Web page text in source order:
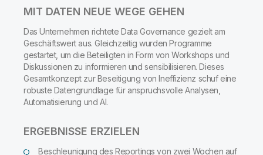
MIT DATEN NEUE WEGE GEHEN
Das Unternehmen richtete Data Governance gezielt am
Geschäftswert aus. Gleichzeitig wurden Programme
gestartet, um die Beteiligten in Form von Workshops und
Diskussionen zu informieren und sensibilisieren. Dieses
Gesamtkonzept zur Beseitigung von Ineffizienz schuf eine
robuste Datengrundlage für anspruchsvolle Analysen,
Automatisierung und AI.
ERGEBNISSE ERZIELEN
Beschleunigung des Reportings von zwei Wochen auf